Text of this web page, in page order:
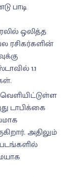
பாடி
ஒலித்த
ரசிகர்களின்
1.1
டாபிக்கை
அதிலும்